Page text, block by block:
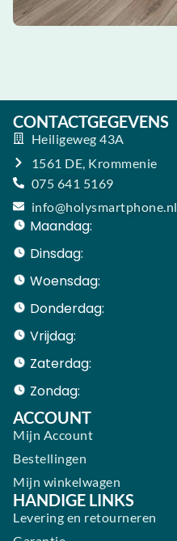
CONTACTGEGEVENS
Heiligeweg 43A
1561 DE, Krommenie
075 641 5169
info@holysmartphone.nl
Maandag:
Dinsdag:
Woensdag:
Donderdag:
Vrijdag:
Zaterdag:
Zondag:
ACCOUNT
Mijn Account
Bestellingen
Mijn winkelwagen
HANDIGE LINKS
Levering en retourneren